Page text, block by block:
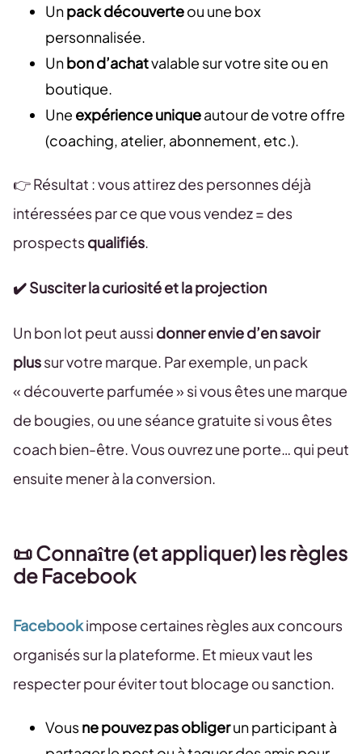
Unpack découverteou une box
personnalisée.
Unbon d’achatvalable sur votre site ou en
boutique.
Une expérience uniqueautour de votre offre
(coaching, atelier, abonnement, etc.).
👉 Résultat : vous attirez des personnes déjà
intéressées par ce que vous vendez = des
prospectsqualifiés.
✔️ Susciter la curiosité et la projection
Un bon lot peut aussi donner envie d’en savoir
plussur votre marque. Par exemple, un pack
« découverte parfumée » si vous êtes une marque
de bougies, ou une séance gratuite si vous êtes
coach bien-être. Vous ouvrez une porte… qui peut
ensuite mener à la conversion.
📜Connaître (et appliquer) les règles
de Facebook
Facebookimpose certaines règles aux concours
organisés sur la plateforme. Et mieux vaut les
respecter pour éviter tout blocage ou sanction.
Vousne pouvez pas obligerun participant à